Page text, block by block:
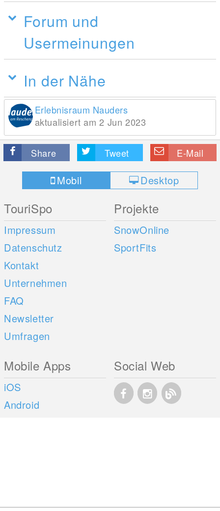
Forum und
Usermeinungen
In der Nähe
Erlebnisraum Nauders
aktualisiert am 2 Jun 2023
Share Tweet E-Mail
Mobil Desktop
TouriSpo
Impressum
Datenschutz
Kontakt
Unternehmen
FAQ
Newsletter
Umfragen
Projekte
SnowOnline
SportFits
Mobile Apps
iOS
Android
Social Web